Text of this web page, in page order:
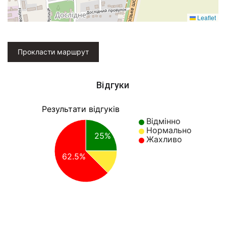
Leaflet
Прокласти маршрут
Відгуки
Результати відгуків
Відмінно
Нормально
Жахливо
25%
62.5%